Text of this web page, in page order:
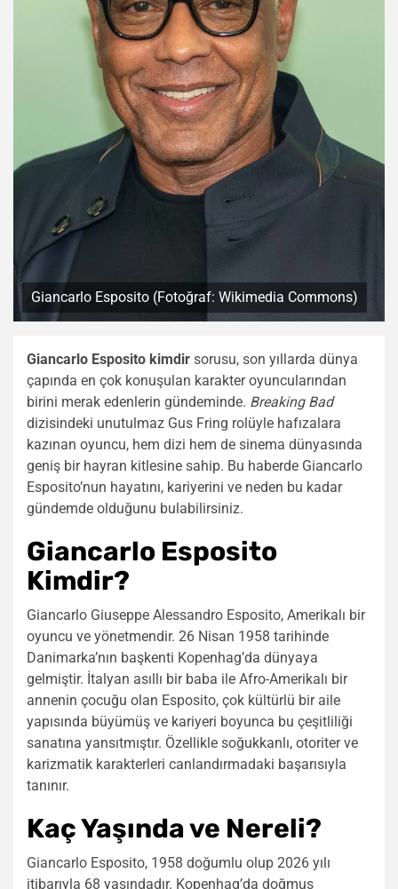
Giancarlo Esposito (Fotoğraf: Wikimedia Commons)
Giancarlo Esposito kimdir sorusu, son yıllarda dünya
çapında en çok konuşulan karakter oyuncularından
birini merak edenlerin gündeminde. Breaking Bad
dizisindeki unutulmaz Gus Fring rolüyle hafızalara
kazınan oyuncu, hem dizi hem de sinema dünyasında
geniş bir hayran kitlesine sahip. Bu haberde Giancarlo
Esposito’nun hayatını, kariyerini ve neden bu kadar
gündemde olduğunu bulabilirsiniz.
Giancarlo Esposito
Kimdir?
Giancarlo Giuseppe Alessandro Esposito, Amerikalı bir
oyuncu ve yönetmendir. 26 Nisan 1958 tarihinde
Danimarka’nın başkenti Kopenhag’da dünyaya
gelmiştir. İtalyan asıllı bir baba ile Afro-Amerikalı bir
annenin çocuğu olan Esposito, çok kültürlü bir aile
yapısında büyümüş ve kariyeri boyunca bu çeşitliliği
sanatına yansıtmıştır. Özellikle soğukkanlı, otoriter ve
karizmatik karakterleri canlandırmadaki başarısıyla
tanınır.
Kaç Yaşında ve Nereli?
Giancarlo Esposito, 1958 doğumlu olup 2026 yılı
itibarıyla 68 yaşındadır. Kopenhag’da doğmuş